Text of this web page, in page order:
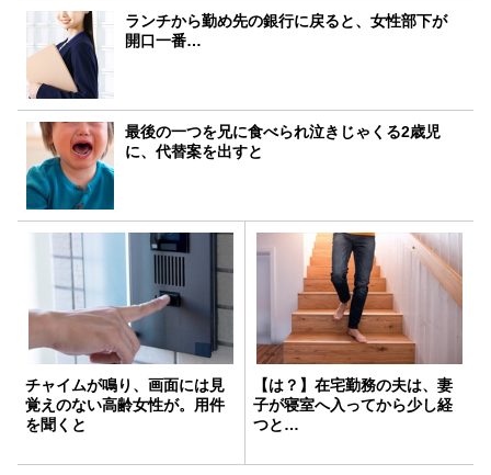
ランチから勤め先の銀行に戻ると、女性部下が
開口一番…
最後の一つを兄に食べられ泣きじゃくる2歳児
に、代替案を出すと
チャイムが鳴り、画面には見
覚えのない高齢女性が。用件
を聞くと
【は？】在宅勤務の夫は、妻
子が寝室へ入ってから少し経
つと…